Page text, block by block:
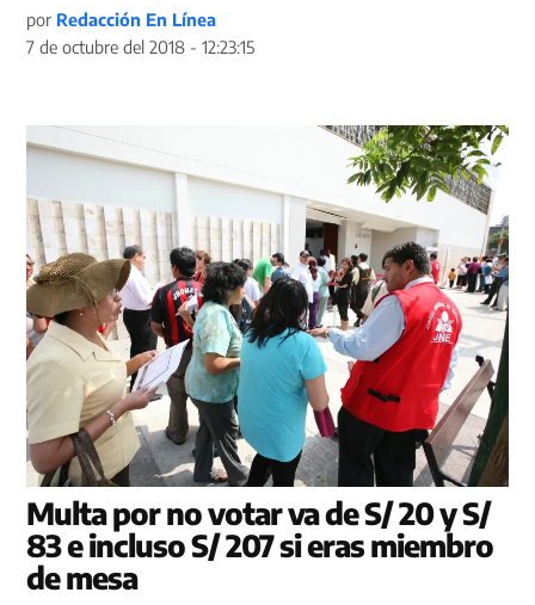
por Redacción En Línea
7 de octubre del 2018 - 12:23:15
Multa por no votar va de S/ 20 y S/
83 e incluso S/ 207 si eras miembro
de mesa